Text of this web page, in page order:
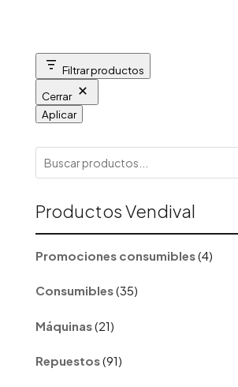
Filtrar productos
Cerrar
Aplicar
Productos Vendival
Promociones consumibles 4
Consumibles 3535
productos
Máquinas 21
productos
Repuestos 9191
productos